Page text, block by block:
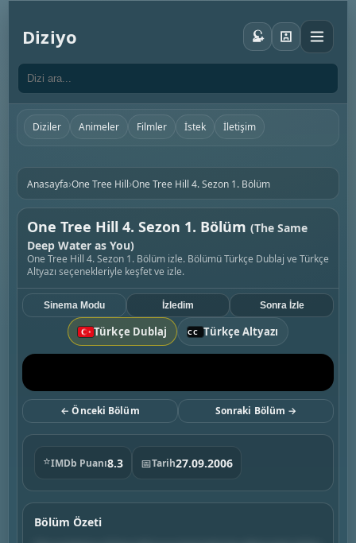
Diziyo
Diziler Animeler Filmler İstek İletişim
Anasayfa›One Tree Hill›One Tree Hill 4. Sezon 1. Bölüm
One Tree Hill 4. Sezon 1. Bölüm (The Same
Deep Water as You)
One Tree Hill 4. Sezon 1. Bölüm izle. Bölümü Türkçe Dublaj ve Türkçe
Altyazı seçenekleriyle keşfet ve izle.
Türkçe Dublaj Türkçe Altyazı
Sinema Modu İzledim Sonra İzle
← Önceki Bölüm Sonraki Bölüm →
⭐IMDb Puanı8.3 📅Tarih27.09.2006
Bölüm Özeti